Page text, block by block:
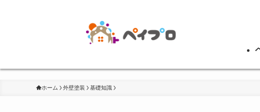
ホーム 外壁塗装 基礎知識